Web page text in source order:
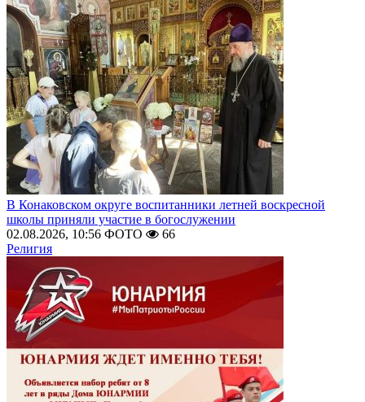
В Конаковском округе воспитанники летней воскресной
школы приняли участие в богослужении
02.08.2026, 10:56 ФОТО
66
Религия